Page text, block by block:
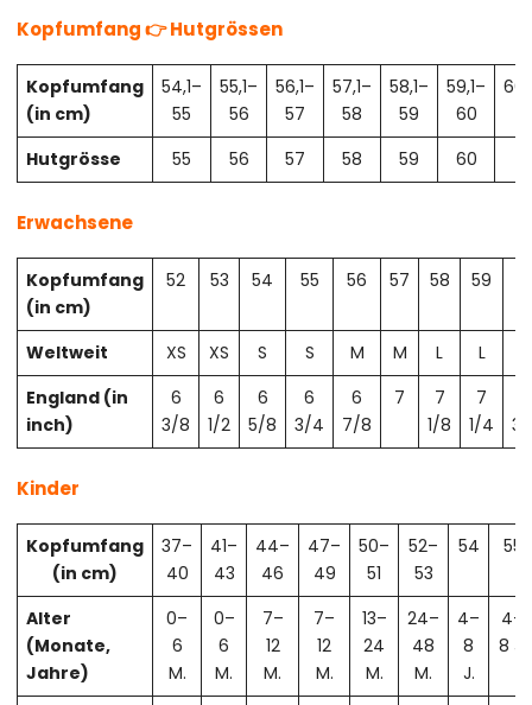
Kopfumfang 👉 Hutgrössen
Kopfumfang
(in cm)
54,1–
55
55,1–
56
56,1–
57
57,1–
58
58,1–
59
59,1–
60
Hutgrösse
55 56 57 58 59 60
Erwachsene
Kopfumfang
(in cm)
52 53 54 55 56 57 58 59
Weltweit XS XS S S M M L L
England (in
inch)
6
3/8
6
1/2
6
5/8
6
3/4
6
7/8
7
7
1/8
7
1/4
Kinder
Kopfumfang
(in cm)
37–
40
41–
43
44–
46
47–
49
50–
51
52–
53
54 55
Alter
(Monate,
Jahre)
0–
6
M.
0–
6
M.
7–
12
M.
7–
12
M.
13–
24
M.
24–
48
M.
4–
8
J.
4–
8 J.